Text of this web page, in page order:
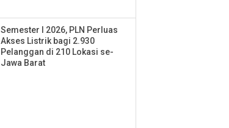
Semester I 2026, PLN Perluas
Akses Listrik bagi 2.930
Pelanggan di 210 Lokasi se-
Jawa Barat